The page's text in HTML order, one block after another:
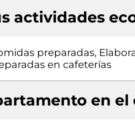
actividades
preparadas,
en cafeterías
en el